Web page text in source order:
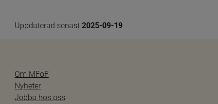
Uppdaterad senast 2025-09-19
Om MFoF
Nyheter
Jobba hos oss